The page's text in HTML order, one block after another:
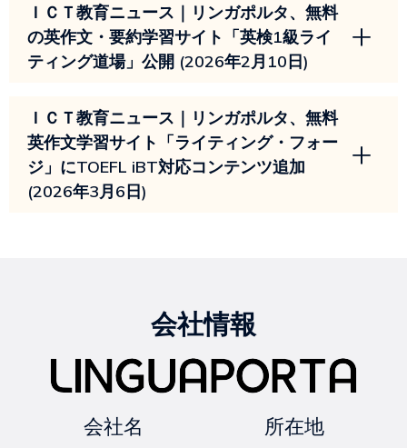
ＩＣＴ教育ニュース｜リンガポルタ、無料
の英作文・要約学習サイト「英検1級ライ
ティング道場」公開 (2026年2月10日)
ＩＣＴ教育ニュース｜リンガポルタ、無料
英作文学習サイト「ライティング・フォー
ジ」にTOEFL iBT対応コンテンツ追加
(2026年3月6日)
会社情報
会社名 所在地